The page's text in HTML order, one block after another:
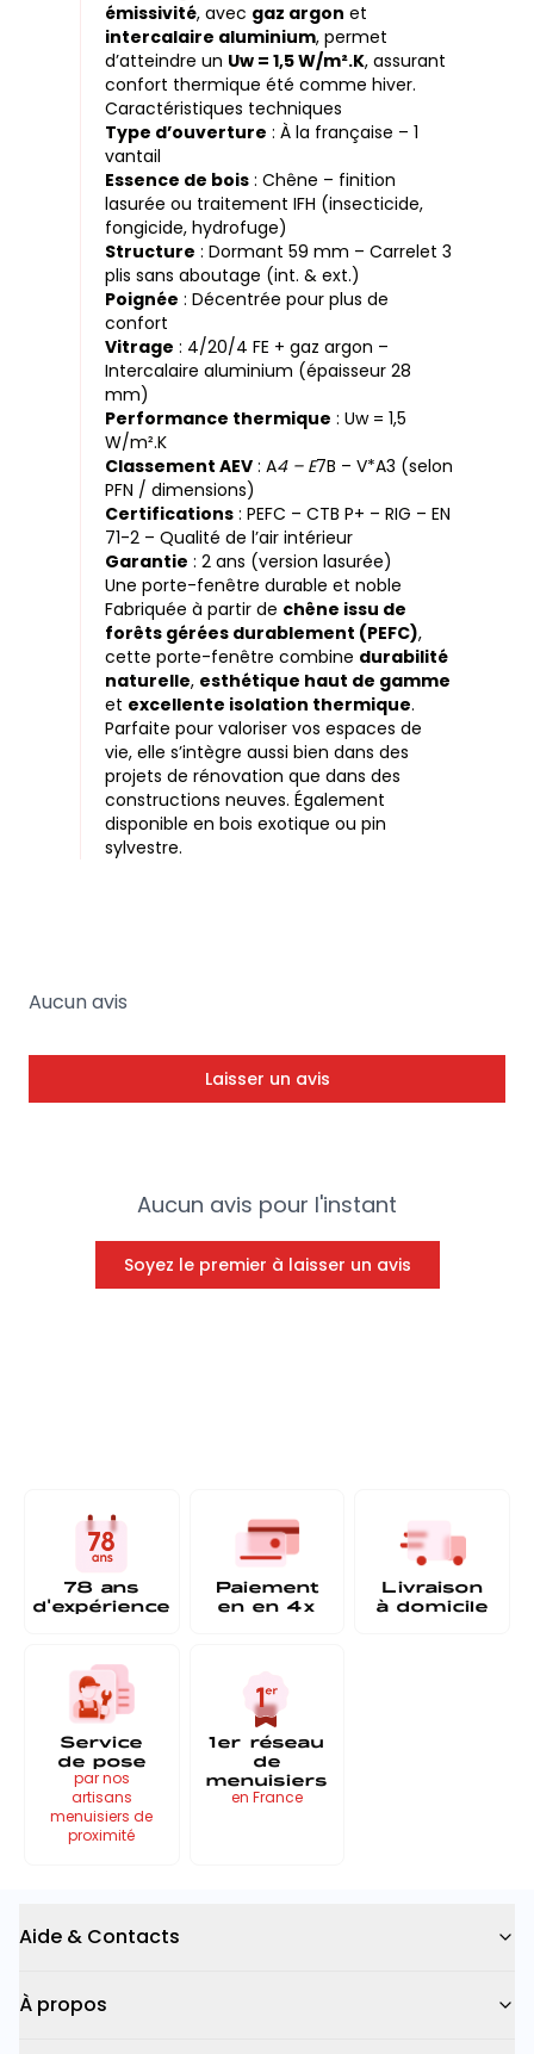
émissivité, avec gaz argon et
intercalaire aluminium, permet
d’atteindre un Uw = 1,5 W/m².K, assurant
confort thermique été comme hiver.
Caractéristiques techniques
Type d’ouverture : À la française – 1
vantail
Essence de bois : Chêne – finition
lasurée ou traitement IFH (insecticide,
fongicide, hydrofuge)
Structure : Dormant 59 mm – Carrelet 3
plis sans aboutage (int. & ext.)
Poignée : Décentrée pour plus de
confort
Vitrage : 4/20/4 FE + gaz argon –
Intercalaire aluminium (épaisseur 28
mm)
Performance thermique : Uw = 1,5
W/m².K
Classement AEV : A4 – E7B – V*A3 (selon
PFN / dimensions)
Certifications : PEFC – CTB P+ – RIG – EN
71-2 – Qualité de l’air intérieur
Garantie : 2 ans (version lasurée)
Une porte-fenêtre durable et noble
Fabriquée à partir de chêne issu de
forêts gérées durablement (PEFC),
cette porte-fenêtre combine durabilité
naturelle, esthétique haut de gamme
et excellente isolation thermique.
Parfaite pour valoriser vos espaces de
vie, elle s’intègre aussi bien dans des
projets de rénovation que dans des
constructions neuves. Également
disponible en bois exotique ou pin
sylvestre.
Aucun avis pour l'instant
Soyez le premier à laisser un avis
Aucun avis
Laisser un avis
78 ans
d'expérience
Paiement
en en 4x
Livraison
à domicile
Service
de pose
par nos
artisans
menuisiers de
proximité
1er réseau
de
menuisiers
en France
Aide & Contacts
À propos